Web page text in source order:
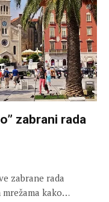
zabrani rada
zabrane rada
mrežama kako…